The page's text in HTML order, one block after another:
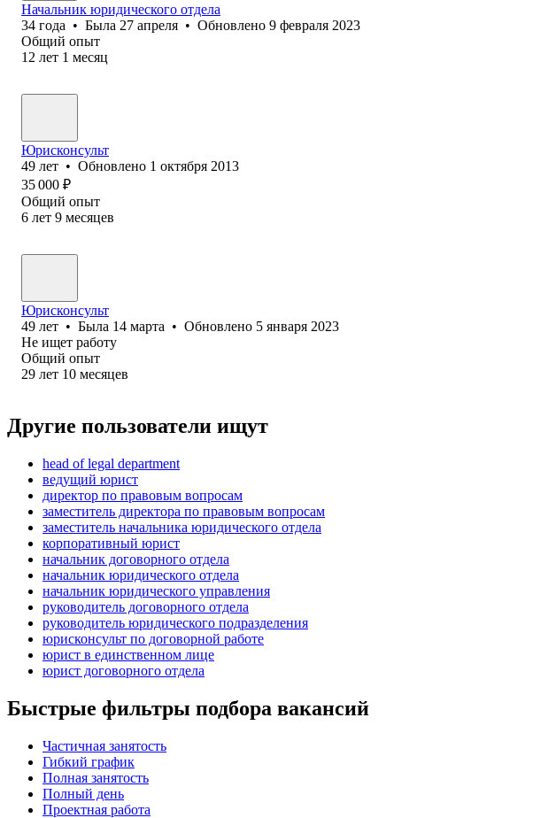
Начальник юридического отдела
34 года • Была 27 апреля • Обновлено 9 февраля 2023
Общий опыт
12 лет 1 месяц
Юрисконсульт
49 лет • Обновлено 1 октября 2013
35 000 ₽
Общий опыт
6 лет 9 месяцев
Юрисконсульт
49 лет • Была 14 марта • Обновлено 5 января 2023
Не ищет работу
Общий опыт
29 лет 10 месяцев
Другие пользователи ищут
head of legal department
ведущий юрист
директор по правовым вопросам
заместитель директора по правовым вопросам
заместитель начальника юридического отдела
корпоративный юрист
начальник договорного отдела
начальник юридического отдела
начальник юридического управления
руководитель договорного отдела
руководитель юридического подразделения
юрисконсульт по договорной работе
юрист в единственном лице
юрист договорного отдела
Быстрые фильтры подбора вакансий
Частичная занятость
Гибкий график
Полная занятость
Полный день
Проектная работа